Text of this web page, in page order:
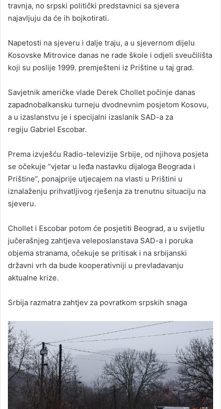
travnja, no srpski politički predstavnici sa sjevera
najavljuju da će ih bojkotirati.
Napetosti na sjeveru i dalje traju, a u sjevernom dijelu
Kosovske Mitrovice danas ne rade škole i odjeli sveučilišta
koji su poslije 1999. premješteni iz Prištine u taj grad.
Savjetnik američke vlade Derek Chollet počinje danas
zapadnobalkansku turneju dvodnevnim posjetom Kosovu,
a u izaslanstvu je i specijalni izaslanik SAD-a za
regiju Gabriel Escobar.
Prema izvješću Radio-televizije Srbije, od njihova posjeta
se očekuje “vjetar u leđa nastavku dijaloga Beograda i
Prištine”, ponajprije utjecajem na vlasti u Prištini u
iznalaženju prihvatljivog rješenja za trenutnu situaciju na
sjeveru.
Chollet i Escobar potom će posjetiti Beograd, a u svijetlu
jučerašnjeg zahtjeva veleposlanstava SAD-a i poruka
objema stranama, očekuje se pritisak i na srbijanski
državni vrh da bude kooperativniji u prevladavanju
aktualne krize.
Srbija razmatra zahtjev za povratkom srpskih snaga